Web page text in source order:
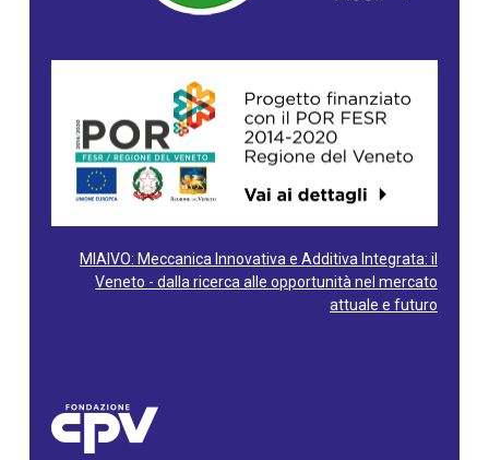
MIAIVO: Meccanica Innovativa e Additiva Integrata: il
Veneto - dalla ricerca alle opportunità nel mercato
attuale e futuro